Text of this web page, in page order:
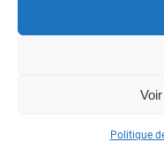
Politique